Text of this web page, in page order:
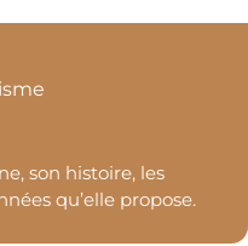
son histoire, les
qu’elle propose.